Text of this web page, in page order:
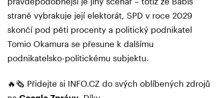
straně vybrakuje její elektorát, SPD v roce 2029
skončí pod pěti procenty a politický podnikatel
Tomio Okamura se přesune k dalšímu
podnikatelsko-politickému subjektu.
🔥🗞️ Přidejte si INFO.CZ do svých oblíbených zdrojů